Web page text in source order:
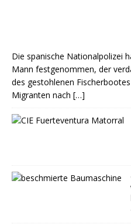
Die spanische Nationalpolizei
Mann festgenommen, der
des gestohlenen
Migranten nach […]